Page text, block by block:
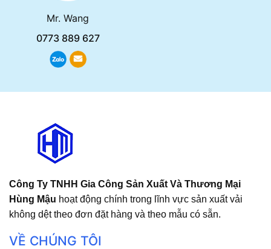
Mr. Wang
0773 889 627
Công Ty TNHH Gia Công Sản Xuất Và Thương Mại
Hùng Mậu hoạt động chính trong lĩnh vực sản xuất vải
không dệt theo đơn đặt hàng và theo mẫu có sẵn.
VỀ CHÚNG TÔI